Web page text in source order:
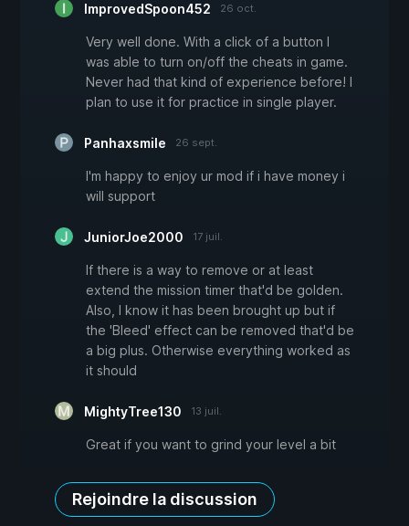
ImprovedSpoon452 26 oct.
Very well done. With a click of a button I
was able to turn on/off the cheats in game.
Never had that kind of experience before! I
plan to use it for practice in single player.
Panhaxsmile 26 sept.
I'm happy to enjoy ur mod if i have money i
will support
JuniorJoe2000 17 juil.
If there is a way to remove or at least
extend the mission timer that'd be golden.
Also, I know it has been brought up but if
the 'Bleed' effect can be removed that'd be
a big plus. Otherwise everything worked as
it should
MightyTree130 13 juil.
Great if you want to grind your level a bit
Rejoindre la discussion